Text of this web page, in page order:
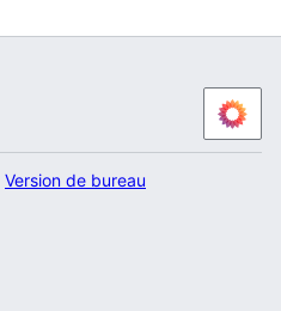
Version de bureau